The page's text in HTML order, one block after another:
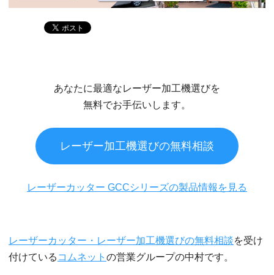
あなたに最適なレーザー加工機選びを
無料でお手伝いします。
レーザー加工機選びの無料相談
レーザーカッター GCCシリーズの製品情報を見る
レーザーカッター・レーザー加工機選びの無料相談を受け
付けている コムネット の営業グループの中村です。